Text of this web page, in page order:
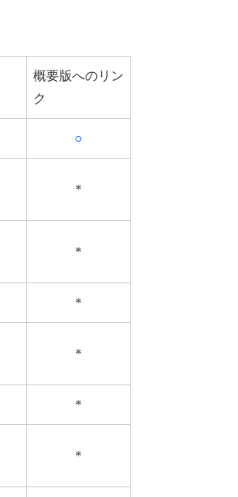
概要版へのリン
ク
○
＊
＊
＊
＊
＊
＊